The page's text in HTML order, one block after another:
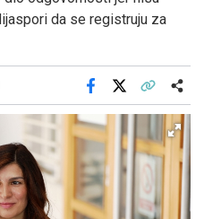
da se registruju za
Facebook